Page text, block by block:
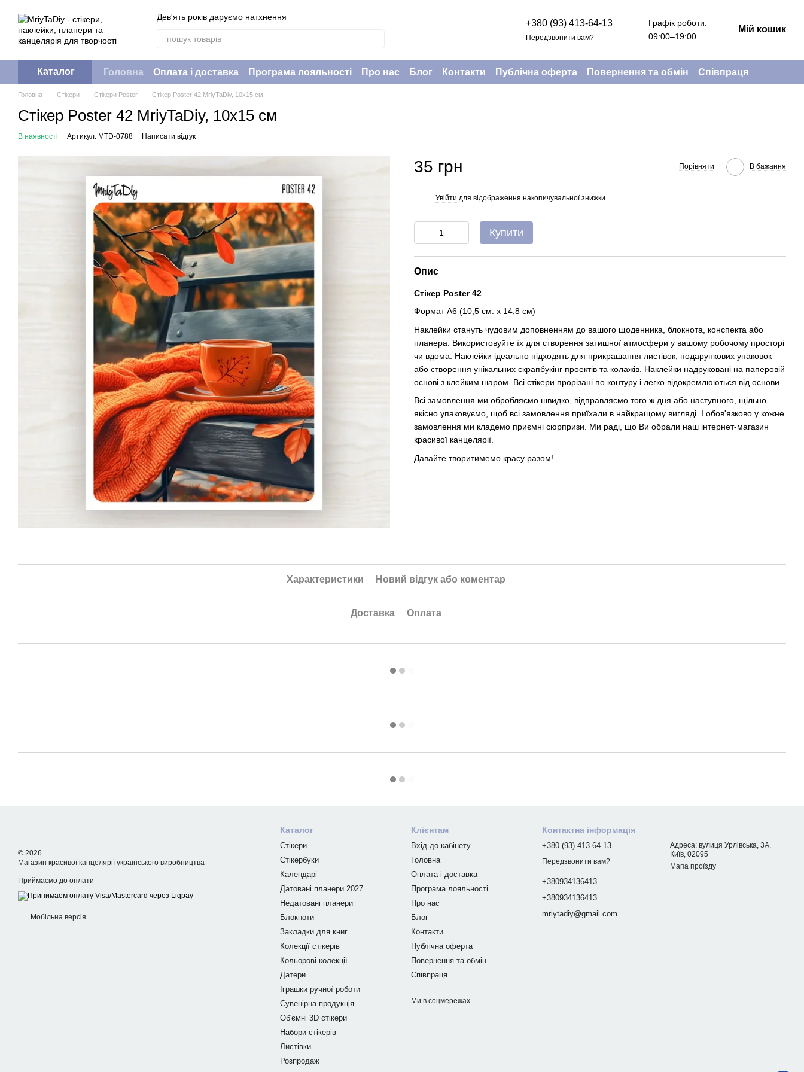
Дев'ять років даруємо натхнення
+380 (93) 413-64-13
Передзвонити вам?
Графік роботи:
09:00–19:00
Мій кошик
Каталог Головна Оплата і доставка Програма лояльності Про нас Блог Контакти Публічна оферта Повернення та обмін Співпраця
Головна Стікери Стікери Poster Стікер Poster 42 MriyTaDiy, 10х15 см
Стікер Poster 42 MriyTaDiy, 10х15 см
В наявності Артикул: MTD-0788 Написати відгук
35 грн Порівняти В бажання
Увійти для відображення накопичувальної знижки
Купити
Опис
Стікер Poster 42
Формат А6 (10,5 см. х 14,8 см)
Наклейки стануть чудовим доповненням до вашого щоденника, блокнота, конспекта або
планера. Використовуйте їх для створення затишної атмосфери у вашому робочому просторі
чи вдома. Наклейки ідеально підходять для прикрашання листівок, подарункових упаковок
або створення унікальних скрапбукінг проектів та колажів. Наклейки надруковані на паперовій
основі з клейким шаром. Всі стікери прорізані по контуру і легко відокремлюються від основи.
Всі замовлення ми обробляємо швидко, відправляємо того ж дня або наступного, щільно
якісно упаковуємо, щоб всі замовлення приїхали в найкращому вигляді. І обов'язково у кожне
замовлення ми кладемо приємні сюрпризи. Ми раді, що Ви обрали наш інтернет-магазин
красивої канцелярії.
Давайте творитимемо красу разом!
Характеристики Новий відгук або коментар
Доставка Оплата
© 2026
Магазин красивої канцелярії українського виробництва
Приймаємо до оплати
Мобільна версія
Каталог
Стікери
Стікербуки
Календарі
Датовані планери 2027
Недатовані планери
Блокноти
Закладки для книг
Колекції стікерів
Кольорові колекції
Датери
Іграшки ручної роботи
Сувенірна продукція
Об'ємні 3D стікери
Набори стікерів
Листівки
Розпродаж
Клієнтам
Вхід до кабінету
Головна
Оплата і доставка
Програма лояльності
Про нас
Блог
Контакти
Публічна оферта
Повернення та обмін
Співпраця
Ми в соцмережах
Контактна інформація
+380 (93) 413-64-13
Передзвонити вам?
+380934136413
+380934136413
mriytadiy@gmail.com
Адреса: вулиця Урлівська, 3А,
Київ, 02095
Мапа проїзду